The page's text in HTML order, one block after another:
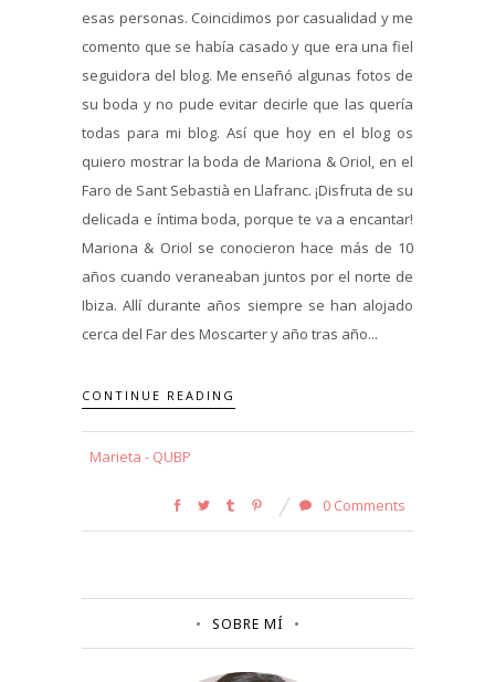
esas personas. Coincidimos por casualidad y me
comento que se había casado y que era una fiel
seguidora del blog. Me enseñó algunas fotos de
su boda y no pude evitar decirle que las quería
todas para mi blog. Así que hoy en el blog os
quiero mostrar la boda de Mariona & Oriol, en el
Faro de Sant Sebastià en Llafranc. ¡Disfruta de su
delicada e íntima boda, porque te va a encantar!
Mariona & Oriol se conocieron hace más de 10
años cuando veraneaban juntos por el norte de
Ibiza. Allí durante años siempre se han alojado
cerca del Far des Moscarter y año tras año...
CONTINUE READING
Marieta - QUBP
0 Comments
SOBRE MÍ